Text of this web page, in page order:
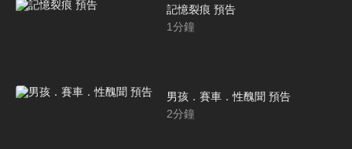
記憶裂痕 預告
1分鐘
男孩．賽車．性醜聞 預告
2分鐘